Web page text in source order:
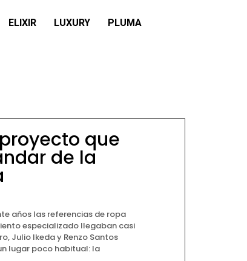
ELIXIR LUXURY PLUMA
que
de la
años las referencias de ropa
especializado llegaban casi
Julio Ikeda y Renzo Santos
lugar poco habitual: la